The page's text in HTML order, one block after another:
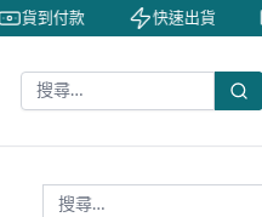
貨到付款 快速出貨